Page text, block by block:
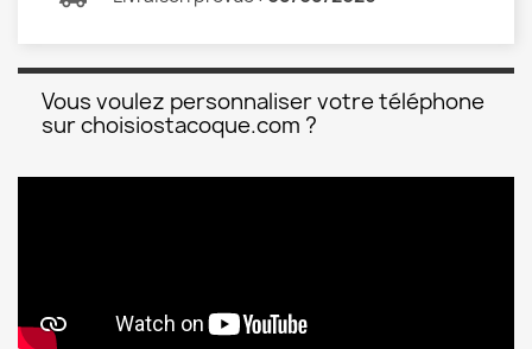
Vous voulez personnaliser votre téléphone
sur choisiostacoque.com ?